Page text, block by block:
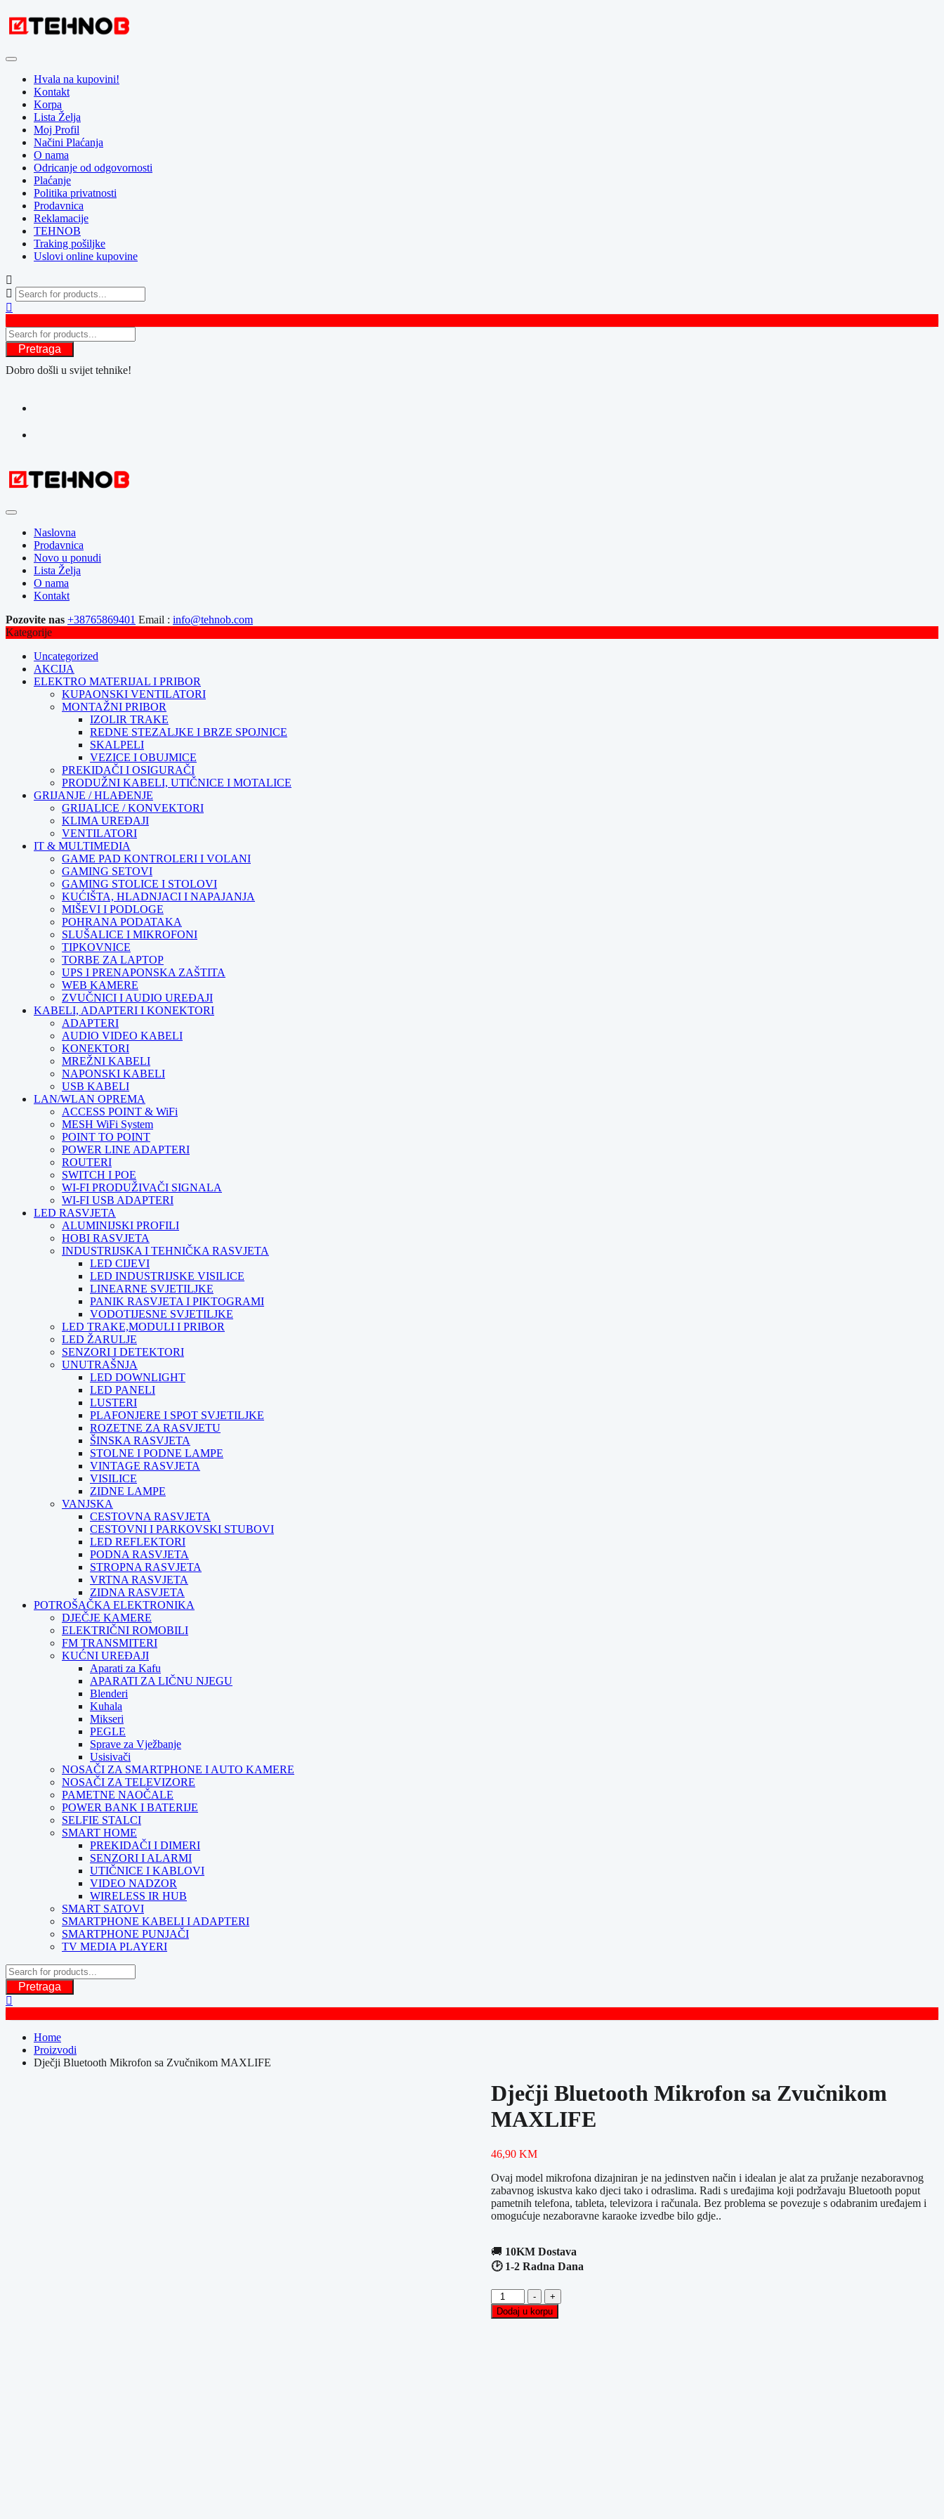
to
content
Hvala na kupovini!
Kontakt
Korpa
Lista Želja
Moj Profil
Načini Plaćanja
O nama
Odricanje od odgovornosti
Plaćanje
Politika privatnosti
Prodavnica
Reklamacije
TEHNOB
Traking pošiljke
Uslovi online kupovine
Pretraga
Dobro došli u svijet tehnike!
Naslovna
Prodavnica
Novo u ponudi
Lista Želja
O nama
Kontakt
Pozovite nas +38765869401 Email : info@tehnob.com
Kategorije
Uncategorized
AKCIJA
ELEKTRO MATERIJAL I PRIBOR
KUPAONSKI VENTILATORI
MONTAŽNI PRIBOR
IZOLIR TRAKE
REDNE STEZALJKE I BRZE SPOJNICE
SKALPELI
VEZICE I OBUJMICE
PREKIDAČI I OSIGURAČI
PRODUŽNI KABELI, UTIČNICE I MOTALICE
GRIJANJE / HLAĐENJE
GRIJALICE / KONVEKTORI
KLIMA UREĐAJI
VENTILATORI
IT & MULTIMEDIA
GAME PAD KONTROLERI I VOLANI
GAMING SETOVI
GAMING STOLICE I STOLOVI
KUĆIŠTA, HLADNJACI I NAPAJANJA
MIŠEVI I PODLOGE
POHRANA PODATAKA
SLUŠALICE I MIKROFONI
TIPKOVNICE
TORBE ZA LAPTOP
UPS I PRENAPONSKA ZAŠTITA
WEB KAMERE
ZVUČNICI I AUDIO UREĐAJI
KABELI, ADAPTERI I KONEKTORI
ADAPTERI
AUDIO VIDEO KABELI
KONEKTORI
MREŽNI KABELI
NAPONSKI KABELI
USB KABELI
LAN/WLAN OPREMA
ACCESS POINT & WiFi
MESH WiFi System
POINT TO POINT
POWER LINE ADAPTERI
ROUTERI
SWITCH I POE
WI-FI PRODUŽIVAČI SIGNALA
WI-FI USB ADAPTERI
LED RASVJETA
ALUMINIJSKI PROFILI
HOBI RASVJETA
INDUSTRIJSKA I TEHNIČKA RASVJETA
LED CIJEVI
LED INDUSTRIJSKE VISILICE
LINEARNE SVJETILJKE
PANIK RASVJETA I PIKTOGRAMI
VODOTIJESNE SVJETILJKE
LED TRAKE,MODULI I PRIBOR
LED ŽARULJE
SENZORI I DETEKTORI
UNUTRAŠNJA
LED DOWNLIGHT
LED PANELI
LUSTERI
PLAFONJERE I SPOT SVJETILJKE
ROZETNE ZA RASVJETU
ŠINSKA RASVJETA
STOLNE I PODNE LAMPE
VINTAGE RASVJETA
VISILICE
ZIDNE LAMPE
VANJSKA
CESTOVNA RASVJETA
CESTOVNI I PARKOVSKI STUBOVI
LED REFLEKTORI
PODNA RASVJETA
STROPNA RASVJETA
VRTNA RASVJETA
ZIDNA RASVJETA
POTROŠAČKA ELEKTRONIKA
DJEČJE KAMERE
ELEKTRIČNI ROMOBILI
FM TRANSMITERI
KUĆNI UREĐAJI
Aparati za Kafu
APARATI ZA LIČNU NJEGU
Blenderi
Kuhala
Mikseri
PEGLE
Sprave za Vježbanje
Usisivači
NOSAČI ZA SMARTPHONE I AUTO KAMERE
NOSAČI ZA TELEVIZORE
PAMETNE NAOČALE
POWER BANK I BATERIJE
SELFIE STALCI
SMART HOME
PREKIDAČI I DIMERI
SENZORI I ALARMI
UTIČNICE I KABLOVI
VIDEO NADZOR
WIRELESS IR HUB
SMART SATOVI
SMARTPHONE KABELI I ADAPTERI
SMARTPHONE PUNJAČI
TV MEDIA PLAYERI
Pretraga
Home
Proizvodi
Dječji Bluetooth Mikrofon sa Zvučnikom MAXLIFE
Dječji Bluetooth Mikrofon sa Zvučnikom
MAXLIFE
46,90 KM
Ovaj model mikrofona dizajniran je na jedinstven način i idealan je alat za pružanje nezaboravnog
zabavnog iskustva kako djeci tako i odraslima. Radi s uređajima koji podržavaju Bluetooth poput
pametnih telefona, tableta, televizora i računala. Bez problema se povezuje s odabranim uređajem i
omogućuje nezaboravne karaoke izvedbe bilo gdje..
🚚 10KM Dostava
🕑 1-2 Radna Dana
-
Dječji
Bluetooth
Mikrofon
+
Dodaj u korpu